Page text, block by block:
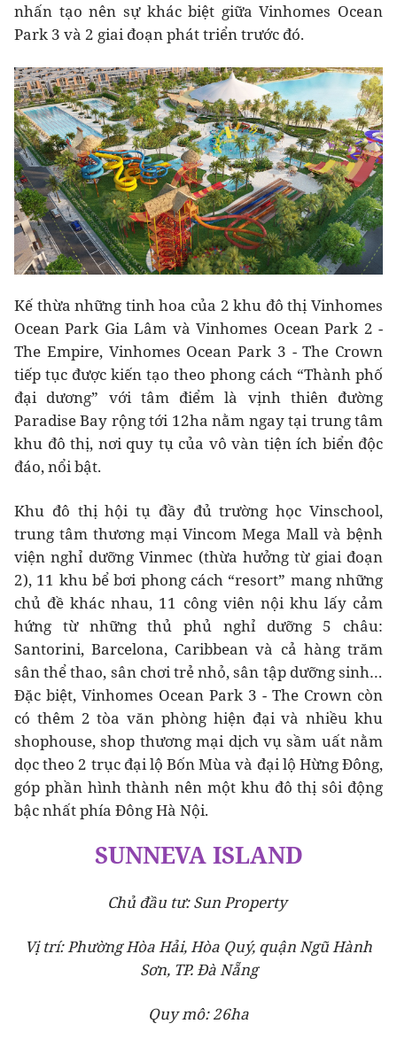
nhấn tạo nên sự khác biệt giữa Vinhomes Ocean
Park 3 và 2 giai đoạn phát triển trước đó.
Kế thừa những tinh hoa của 2 khu đô thị Vinhomes
Ocean Park Gia Lâm và Vinhomes Ocean Park 2 -
The Empire, Vinhomes Ocean Park 3 - The Crown
tiếp tục được kiến tạo theo phong cách “Thành phố
đại dương” với tâm điểm là vịnh thiên đường
Paradise Bay rộng tới 12ha nằm ngay tại trung tâm
khu đô thị, nơi quy tụ của vô vàn tiện ích biển độc
đáo, nổi bật.
Khu đô thị hội tụ đầy đủ trường học Vinschool,
trung tâm thương mại Vincom Mega Mall và bệnh
viện nghỉ dưỡng Vinmec (thừa hưởng từ giai đoạn
2), 11 khu bể bơi phong cách “resort” mang những
chủ đề khác nhau, 11 công viên nội khu lấy cảm
hứng từ những thủ phủ nghỉ dưỡng 5 châu:
Santorini, Barcelona, Caribbean và cả hàng trăm
sân thể thao, sân chơi trẻ nhỏ, sân tập dưỡng sinh…
Đặc biệt, Vinhomes Ocean Park 3 - The Crown còn
có thêm 2 tòa văn phòng hiện đại và nhiều khu
shophouse, shop thương mại dịch vụ sầm uất nằm
dọc theo 2 trục đại lộ Bốn Mùa và đại lộ Hừng Đông,
góp phần hình thành nên một khu đô thị sôi động
bậc nhất phía Đông Hà Nội.
SUNNEVA ISLAND
Chủ đầu tư: Sun Property
Vị trí: Phường Hòa Hải, Hòa Quý, quận Ngũ Hành
Sơn, TP. Đà Nẵng
Quy mô: 26ha